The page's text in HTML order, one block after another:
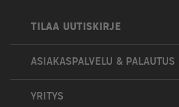
TILAA UUTISKIRJE
ASIAKASPALVELU & PALAUTUS
YRITYS